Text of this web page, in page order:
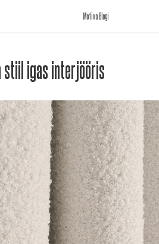
Motiva Blogi
stiil igas interjööris